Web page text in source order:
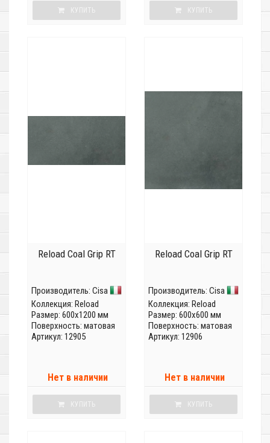
КУПИТЬ КУПИТЬ
Reload Coal Grip RT
Производитель: Cisa
Коллекция: Reload
Размер: 600x1200 мм
Поверхность: матовая
Артикул: 12905
Нет в наличии
КУПИТЬ
Reload Coal Grip RT
Производитель: Cisa
Коллекция: Reload
Размер: 600x600 мм
Поверхность: матовая
Артикул: 12906
Нет в наличии
КУПИТЬ